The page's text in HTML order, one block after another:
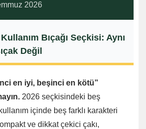
2026
Bıçağı Seçkisi: Aynı
Değil
en iyi, beşinci en kötü”
2026 seçkisindeki beş
içinde beş farklı karakteri
ve dikkat çekici çakı,